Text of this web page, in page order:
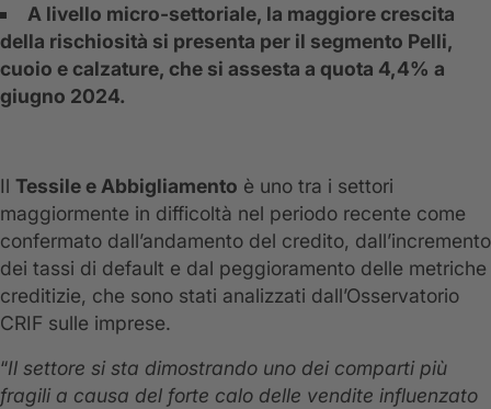
A livello micro-settoriale, la maggiore crescita
della rischiosità si presenta per il segmento Pelli,
cuoio e calzature, che si assesta a quota 4,4% a
giugno 2024.
Il Tessile e Abbigliamento è uno tra i settori
maggiormente in difficoltà nel periodo recente come
confermato dall’andamento del credito, dall’incremento
dei tassi di default e dal peggioramento delle metriche
creditizie, che sono stati analizzati dall’Osservatorio
CRIF sulle imprese.
“Il settore si sta dimostrando uno dei comparti più
fragili a causa del forte calo delle vendite influenzato